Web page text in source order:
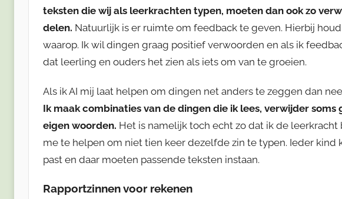
teksten die wij als leerkrachten typen, moeten dan ook zo
delen. Natuurlijk is er ruimte om feedback te geven. Hierbij
waarop. Ik wil dingen graag positief verwoorden en als ik
dat leerling en ouders het zien als iets om van te groeien.
Als ik AI mij laat helpen om dingen net anders te zeggen dan
Ik maak combinaties van de dingen die ik lees, verwijder
eigen woorden. Het is namelijk toch echt zo dat ik de leerkracht
me te helpen om niet tien keer dezelfde zin te typen. Ieder kind
past en daar moeten passende teksten instaan.
Rapportzinnen voor rekenen